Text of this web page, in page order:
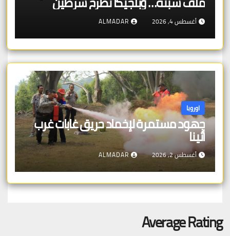
أغسطس 4, 2026 ALMADAR
اوروبا
جهود مستمرة لإخماد حريق غابات غرب
أثينا
أغسطس 2, 2026 ALMADAR
Average Rating